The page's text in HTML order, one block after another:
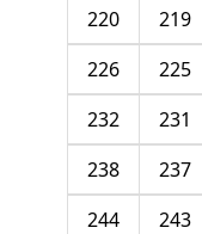
219
220
225
226
231
232
237
238
243
244